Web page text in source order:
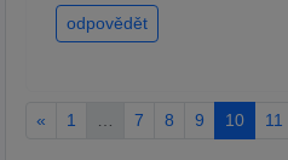
odpovědět
« 1 7 8 9 10 11